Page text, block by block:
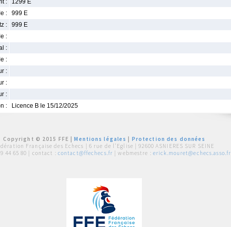
:
1299 E
:
999 E
:
999 E
:
:
:
:
:
:
:
Licence B le 15/12/2025
Copyright © 2015 FFE |Mentions légales
Protection des données
Française des Echecs | 6 rue de l'Eglise | 92600 ASNIERES SUR SEINE
44 65 80 | contact : contact@ffechecs.fr | webmestre : erick.mouret@echecs.asso.fr